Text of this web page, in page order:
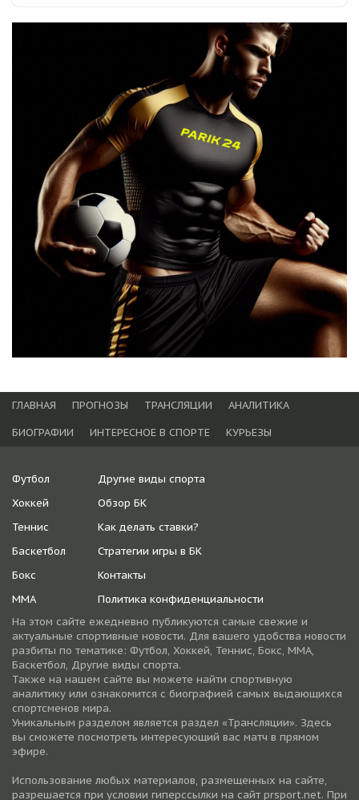
ГЛАВНАЯ ПРОГНОЗЫ ТРАНСЛЯЦИИ
АНАЛИТИКА
БИОГРАФИИ
ИНТЕРЕСНОЕ В СПОРТЕ КУРЬЕЗЫ
Футбол
Хоккей
Теннис
Баскетбол
Бокс
ММА
Другие виды спорта
Обзор БК
Как делать ставки?
Стратегии игры в БК
Контакты
Политика конфиденциальности
На этом сайте ежедневно публикуются самые свежие и
актуальные спортивные новости. Для вашего удобства новости
разбиты по тематике: Футбол, Хоккей, Теннис, Бокс, ММА,
Баскетбол, Другие виды спорта.
Также на нашем сайте вы можете найти спортивную
аналитику или ознакомится с биографией самых выдающихся
спортсменов мира.
Уникальным разделом является раздел «Трансляции». Здесь
вы сможете посмотреть интересующий вас матч в прямом
эфире.
Использование любых материалов, размещенных на сайте,
разрешается при условии гиперссылки на cайт prsport.net. При